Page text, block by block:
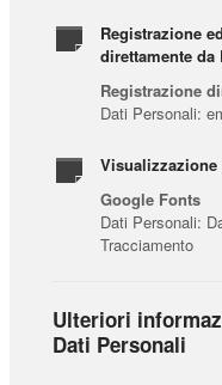
Registrazione
direttamente da
Registrazione
Dati Personali:
Google Fonts
Dati Personali:
Tracciamento
Ulteriori
Dati Personali